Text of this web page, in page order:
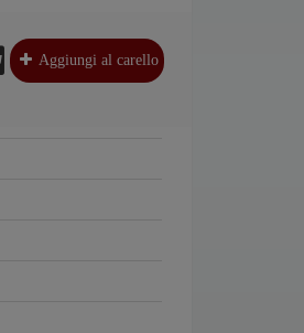
Aggiungi al carello